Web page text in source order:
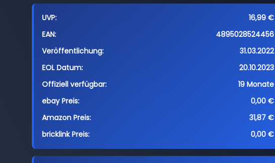
UVP:
16,99 €
EAN:
4895028524456
Veröffentlichung:
31.03.2022
EOL Datum:
20.10.2023
Offiziell verfügbar:
19 Monate
ebay Preis:
0,00 €
Amazon Preis:
31,87 €
bricklink Preis:
0,00 €